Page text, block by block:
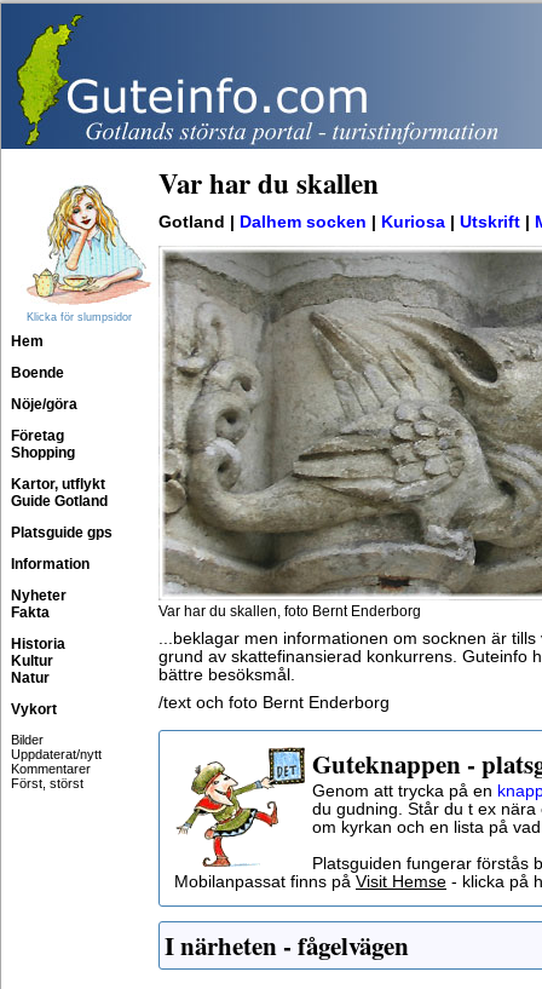
Klicka för slumpsidor
Hem
Boende
Nöje/göra
Företag
Shopping
Kartor, utflykt
Guide Gotland
Platsguide gps
Information
Nyheter
Fakta
Historia
Kultur
Natur
Vykort
Bilder
Uppdaterat/nytt
Kommentarer
Först, störst
Var har du skallen
Gotland | Dalhem socken Kuriosa Utskrift
Var har du skallen, foto Bernt Enderborg
...beklagar men informationen om socknen är
grund av skattefinansierad konkurrens. Guteinfo
bättre besöksmål.
/text och foto Bernt Enderborg
Guteknappen -
Genom att trycka på en
du gudning. Står du t ex
om kyrkan och en lista på
Platsguiden fungerar förstås
Mobilanpassat finns på Visit Hemse - klicka på
I närheten - fågelvägen